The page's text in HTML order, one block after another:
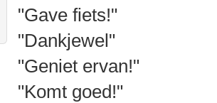
"Gave fiets!"
"Dankjewel"
"Geniet ervan!"
"Komt goed!"